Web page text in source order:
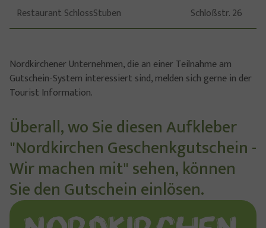
Restaurant SchlossStuben
Schloßstr. 26
Nordkirchener Unternehmen, die an einer Teilnahme am
Gutschein-System interessiert sind, melden sich gerne in der
Tourist Information.
Überall, wo Sie diesen Aufkleber
"Nordkirchen Geschenkgutschein -
Wir machen mit" sehen, können
Sie den Gutschein einlösen.
Show larger version for: